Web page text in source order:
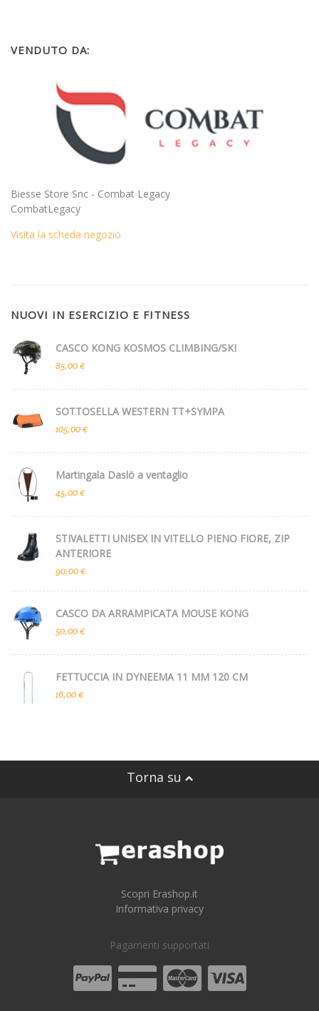
VENDUTO DA:
Biesse Store Snc - Combat Legacy
CombatLegacy
Visita la scheda negozio
NUOVI IN ESERCIZIO E FITNESS
CASCO KONG KOSMOS CLIMBING/SKI
85,00 €
SOTTOSELLA WESTERN TT+SYMPA
105,00 €
Martingala Daslö a ventaglio
45,00 €
STIVALETTI UNISEX IN VITELLO PIENO FIORE, ZIP
ANTERIORE
90,00 €
CASCO DA ARRAMPICATA MOUSE KONG
50,00 €
FETTUCCIA IN DYNEEMA 11 MM 120 CM
16,00 €
Torna su
Scopri Erashop.it
Informativa privacy
Pagamenti supportati